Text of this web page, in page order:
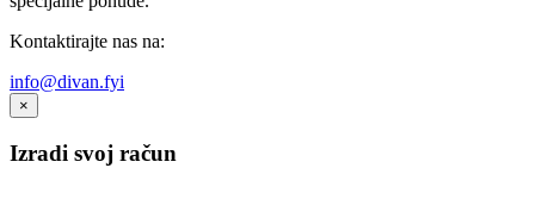
Kontaktirajte nas na:
info@divan.fyi
×
Izradi svoj račun